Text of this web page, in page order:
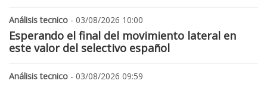
Análisis tecnico - 03/08/2026 10:00
Esperando el final del movimiento lateral en
este valor del selectivo español
Análisis tecnico - 03/08/2026 09:59